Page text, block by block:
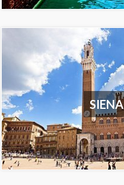
SIENA